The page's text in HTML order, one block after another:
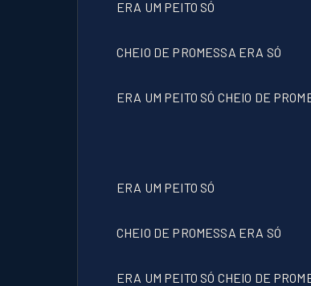
ERA UM PEITO SÓ
CHEIO DE PROMESSA ERA SÓ
ERA UM PEITO SÓ CHEIO DE
ERA UM PEITO SÓ
CHEIO DE PROMESSA ERA SÓ
ERA UM PEITO SÓ CHEIO DE